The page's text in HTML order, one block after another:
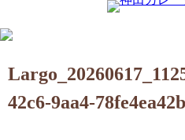
42c6-9aa4-